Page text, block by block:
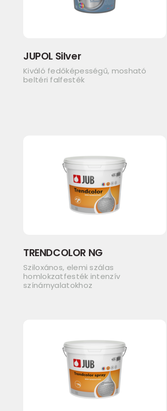
JUPOL Silver
Kiváló fedőképességű, mosható
beltéri falfesték
TRENDCOLOR NG
Sziloxános, elemi szálas
homlokzatfesték intenzív
színárnyalatokhoz